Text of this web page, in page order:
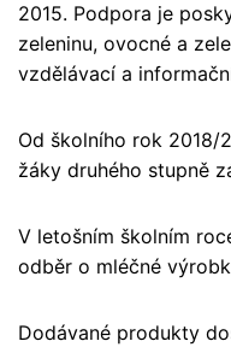
2015. Podpora je
zeleninu, ovocné a
vzdělávací a
Od školního rok 2018/
žáky druhého stupně
V letošním školním
odběr o mléčné
Dodávané produkty